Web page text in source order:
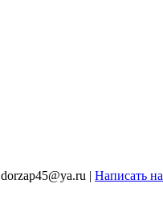
dorzap45@ya.ru | Написать